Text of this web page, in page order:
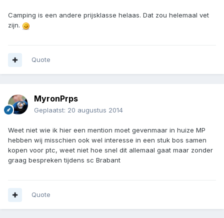
Camping is een andere prijsklasse helaas. Dat zou helemaal vet
zijn.
Quote
MyronPrps
Geplaatst: 20 augustus 2014
Weet niet wie ik hier een mention moet gevenmaar in huize MP
hebben wij misschien ook wel interesse in een stuk bos samen
kopen voor ptc, weet niet hoe snel dit allemaal gaat maar zonder
graag bespreken tijdens sc Brabant
Quote